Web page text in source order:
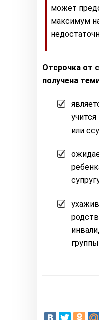
может
максимум
Отсрочка от
получена
или